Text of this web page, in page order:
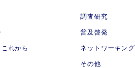
れから
調査研究
普及啓発
ネットワーキング
その他